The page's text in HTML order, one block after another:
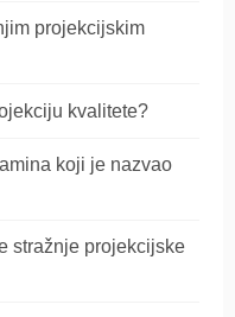
projekcijskim
kvalitete?
koji je nazvao
stražnje projekcijske